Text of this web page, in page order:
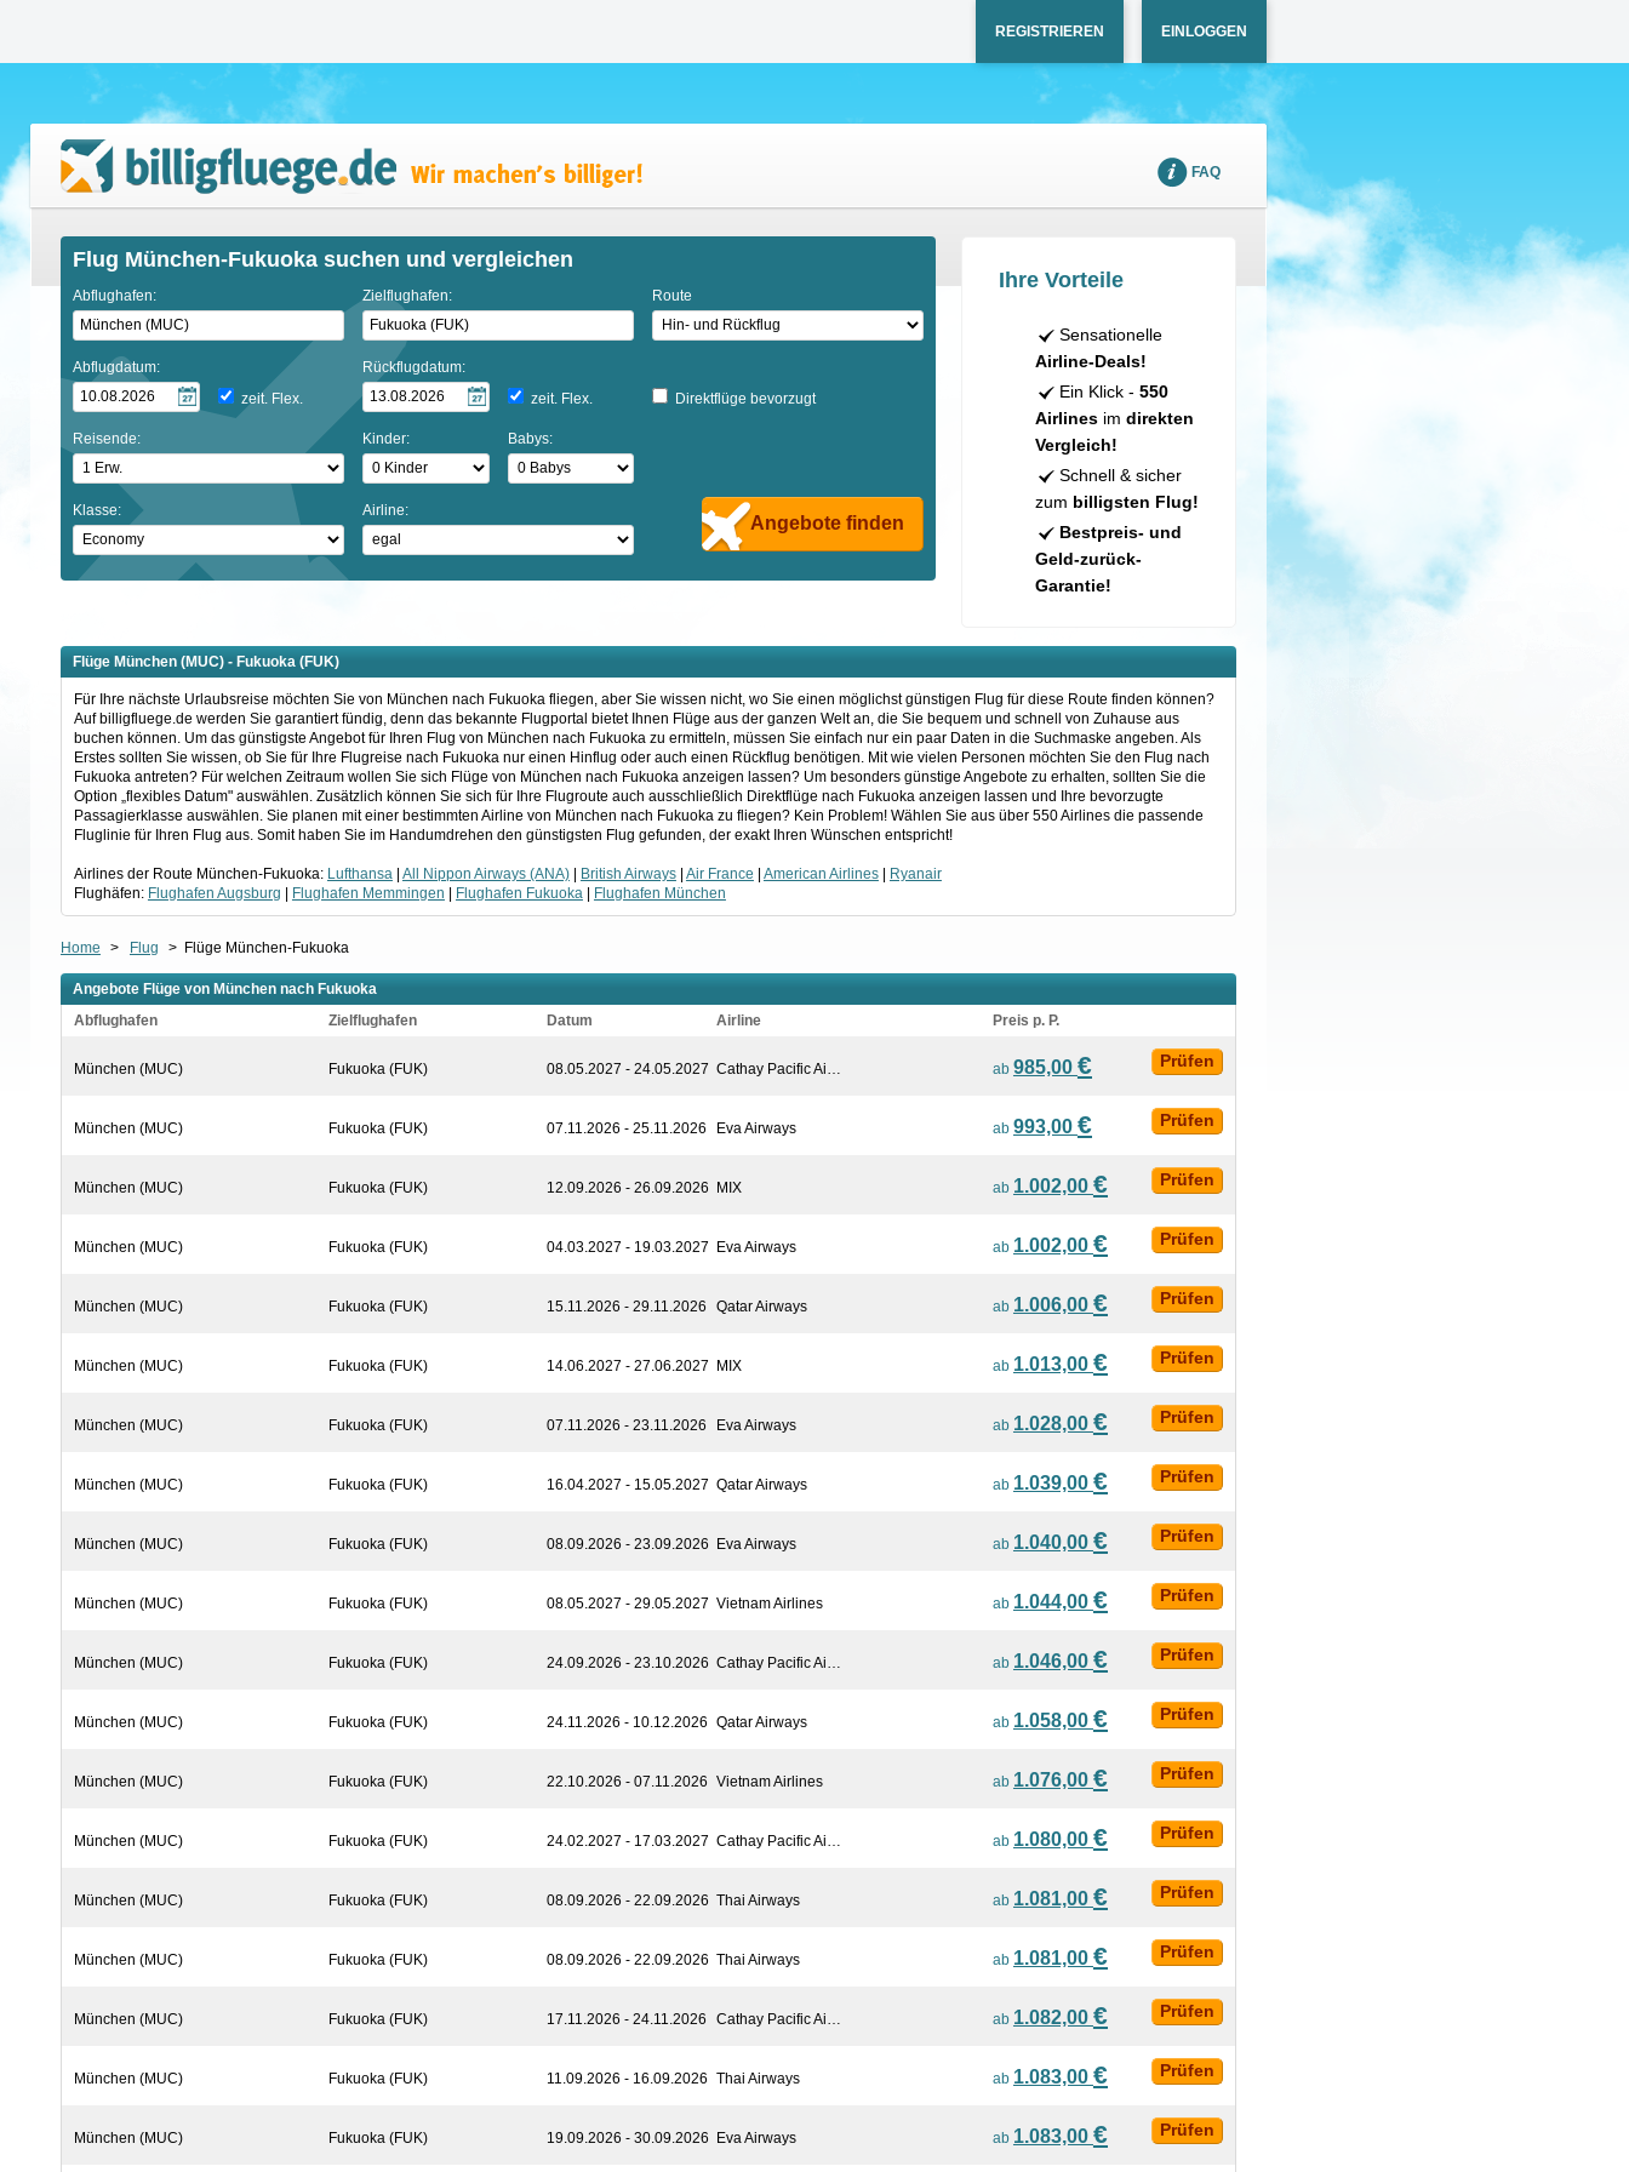
REGISTRIEREN EINLOGGEN
FAQ
Flug München-Fukuoka suchen und vergleichen
Abflughafen: Zielflughafen: Route
Abflugdatum:
zeit. Flex.
Rückflugdatum:
zeit. Flex.
Direktflüge bevorzugt
Reisende: Kinder: Babys:
Klasse: Airline:
Angebote finden
Ihre Vorteile
Sensationelle
Airline-Deals!
Ein Klick - 550
Airlinesim direkten
Vergleich!
Schnell & sicher
zum billigsten Flug!
Bestpreis- und
Geld-zurück-
Garantie!
Flüge München (MUC) - Fukuoka (FUK)
Für Ihre nächste Urlaubsreise möchten Sie von München nach Fukuoka fliegen, aber Sie wissen nicht, wo Sie einen möglichst günstigen Flug für diese Route finden können?
Auf billigfluege.de werden Sie garantiert fündig, denn das bekannte Flugportal bietet Ihnen Flüge aus der ganzen Welt an, die Sie bequem und schnell von Zuhause aus
buchen können. Um das günstigste Angebot für Ihren Flug von München nach Fukuoka zu ermitteln, müssen Sie einfach nur ein paar Daten in die Suchmaske angeben. Als
Erstes sollten Sie wissen, ob Sie für Ihre Flugreise nach Fukuoka nur einen Hinflug oder auch einen Rückflug benötigen. Mit wie vielen Personen möchten Sie den Flug nach
Fukuoka antreten? Für welchen Zeitraum wollen Sie sich Flüge von München nach Fukuoka anzeigen lassen? Um besonders günstige Angebote zu erhalten, sollten Sie die
Option „flexibles Datum" auswählen. Zusätzlich können Sie sich für Ihre Flugroute auch ausschließlich Direktflüge nach Fukuoka anzeigen lassen und Ihre bevorzugte
Passagierklasse auswählen. Sie planen mit einer bestimmten Airline von München nach Fukuoka zu fliegen? Kein Problem! Wählen Sie aus über 550 Airlines die passende
Fluglinie für Ihren Flug aus. Somit haben Sie im Handumdrehen den günstigsten Flug gefunden, der exakt Ihren Wünschen entspricht!
Airlines der Route München-Fukuoka: Lufthansa| All Nippon Airways (ANA)| British Airways| Air France American Airlines|
Ryanair
Flughäfen: Flughafen Augsburg Flughafen Memmingen Flughafen Fukuoka| Flughafen München
Home > Flug > Flüge München-Fukuoka
Angebote Flüge von München nach Fukuoka
Abflughafen
Zielflughafen Datum Airline Preis p. P.
München (MUC) Fukuoka (FUK) 08.05.2027 - 24.05.2027 Cathay Pacific Ai… ab 985,00 € Prüfen
München (MUC) Fukuoka (FUK) 07.11.2026 - 25.11.2026 Eva Airways ab 993,00 € Prüfen
München (MUC) Fukuoka (FUK) 12.09.2026 - 26.09.2026 MIX ab 1.002,00 € Prüfen
München (MUC) Fukuoka (FUK) 04.03.2027 - 19.03.2027 Eva Airways ab 1.002,00 € Prüfen
München (MUC) Fukuoka (FUK) 15.11.2026 - 29.11.2026 Qatar Airways ab 1.006,00 € Prüfen
München (MUC) Fukuoka (FUK) 14.06.2027 - 27.06.2027 MIX ab 1.013,00 € Prüfen
München (MUC) Fukuoka (FUK) 07.11.2026 - 23.11.2026 Eva Airways ab 1.028,00 € Prüfen
München (MUC) Fukuoka (FUK) 16.04.2027 - 15.05.2027 Qatar Airways ab 1.039,00 € Prüfen
München (MUC) Fukuoka (FUK) 08.09.2026 - 23.09.2026 Eva Airways ab 1.040,00 € Prüfen
München (MUC) Fukuoka (FUK) 08.05.2027 - 29.05.2027 Vietnam Airlines ab 1.044,00 € Prüfen
München (MUC) Fukuoka (FUK) 24.09.2026 - 23.10.2026 Cathay Pacific Ai… ab 1.046,00 € Prüfen
München (MUC) Fukuoka (FUK) 24.11.2026 - 10.12.2026 Qatar Airways ab 1.058,00 € Prüfen
München (MUC) Fukuoka (FUK) 22.10.2026 - 07.11.2026 Vietnam Airlines ab 1.076,00 € Prüfen
München (MUC) Fukuoka (FUK) 24.02.2027 - 17.03.2027 Cathay Pacific Ai… ab 1.080,00 € Prüfen
München (MUC) Fukuoka (FUK) 08.09.2026 - 22.09.2026 Thai Airways ab 1.081,00 € Prüfen
München (MUC) Fukuoka (FUK) 08.09.2026 - 22.09.2026 Thai Airways ab 1.081,00 € Prüfen
München (MUC) Fukuoka (FUK) 17.11.2026 - 24.11.2026 Cathay Pacific Ai… ab 1.082,00 € Prüfen
München (MUC) Fukuoka (FUK) 11.09.2026 - 16.09.2026 Thai Airways ab 1.083,00 € Prüfen
München (MUC) Fukuoka (FUK) 19.09.2026 - 30.09.2026 Eva Airways ab 1.083,00 € Prüfen